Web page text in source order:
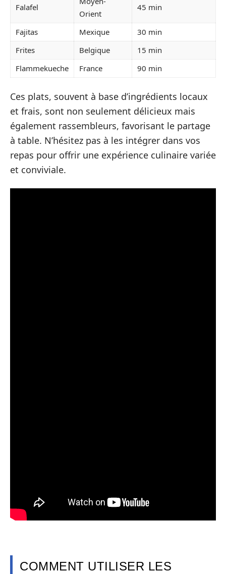
Falafel
Orient
45 min
Fajitas Mexique
30 min
Frites
Belgique
15 min
Flammekueche
France 90 min
Ces plats, souvent à base d’ingrédients locaux
et frais, sont non seulement délicieux mais
également rassembleurs, favorisant le partage
à table. N’hésitez pas à les intégrer dans vos
repas pour offrir une expérience culinaire variée
et conviviale.
COMMENT UTILISER LES